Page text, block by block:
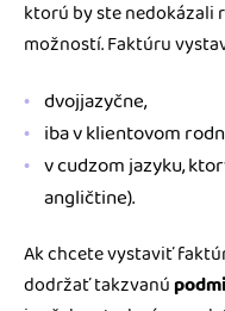
ktorú by ste nedokázali
možností. Faktúru
dvojjazyčne,
iba v klientovom
v cudzom jazyku,
angličtine).
Ak chcete vystaviť
dodržať takzvanú